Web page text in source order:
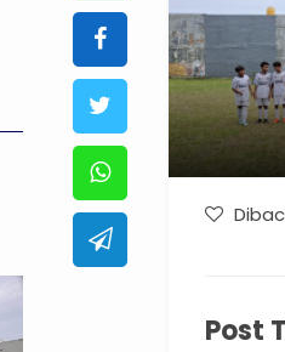
Post